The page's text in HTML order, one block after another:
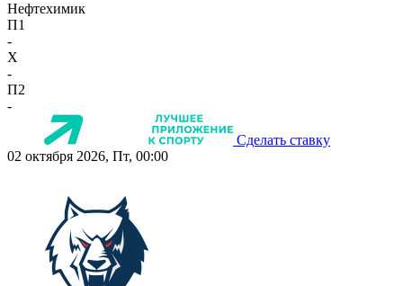
Нефтехимик
П1
-
X
-
П2
-
Сделать ставку
02 октября 2026, Пт, 00:00